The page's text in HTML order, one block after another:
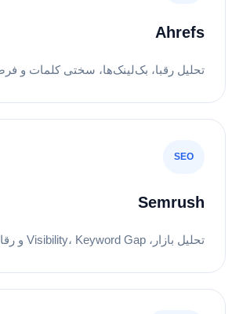
Ahrefs
تحلیل رقبا، بک‌لینک‌ها، سختی کلمات و
SEO
Semrush
تحلیل بازار، Visibility، Keyword Gap و رقابت.